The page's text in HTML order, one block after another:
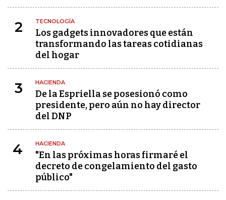
2 TECNOLOGÍA
Los gadgets innovadores que están
transformando las tareas cotidianas
del hogar
3 HACIENDA
De la Espriella se posesionó como
presidente, pero aún no hay director
del DNP
4 HACIENDA
"En las próximas horas firmaré el
decreto de congelamiento del gasto
público"